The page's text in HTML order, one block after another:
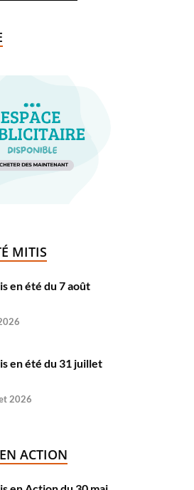
MITIS
en été du 7 août
en été du 31 juillet
2026
ACTION